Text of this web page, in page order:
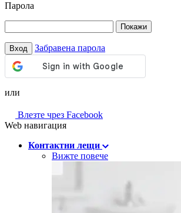
Парола
Покажи
Вход Забравена парола
или
Влезте чрез Facebook
Web навигация
Контактни лещи
Вижте повече